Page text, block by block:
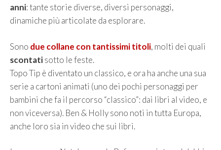
anni: tante storie diverse, diversi personaggi,
dinamiche più articolate da esplorare.
Sono due collane con tantissimi titoli, molti dei quali
scontatisotto le feste.
Topo Tip è diventato un classico, e ora ha anche una sua
serie a cartoni animati (uno dei pochi personaggi per
bambini che fa il percorso “classico”: dai libri al video, e
non viceversa). Ben & Holly sono noti in tutta Europa,
anche loro sia in video che sui libri.